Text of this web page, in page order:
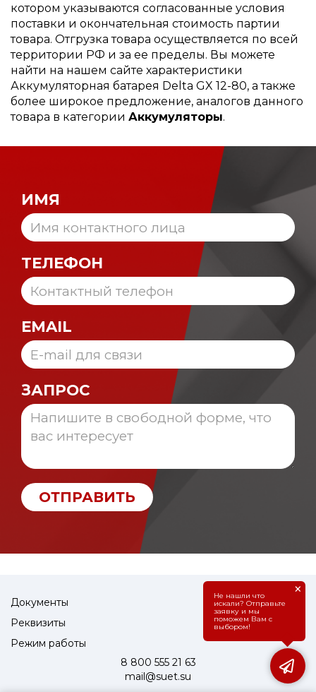
котором указываются согласованные условия
поставки и окончательная стоимость партии
товара. Отгрузка товара осуществляется по всей
территории РФ и за ее пределы. Вы можете
найти на нашем сайте характеристики
Аккумуляторная батарея Delta GX 12-80, а также
более широкое предложение, аналогов данного
товара в категории Аккумуляторы.
ИМЯ
ТЕЛЕФОН
EMAIL
ЗАПРОС
ОТПРАВИТЬ
Документы
Реквизиты
Режим работы
8 800 555 21 63
mail@suet.su
Не нашли что
искали? Отправьте
заявку и мы
поможем Вам с
выбором!
×